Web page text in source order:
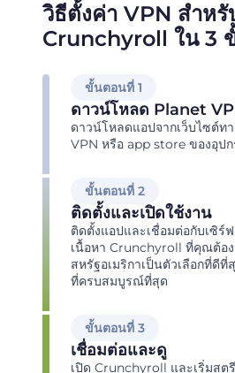
วิธีตั้งค่า VPN สำหรั
Crunchyroll ใน 3
ขั้นตอนที่ 1
ดาวน์โหลด Planet
ดาวน์โหลดแอปจากเว็บไซต์ท
VPN หรือ app store ของอุ
ขั้นตอนที่ 2
ติดตั้งและเปิดใช้งาน
ติดตั้งแอปและเชื่อมต่อกับเซิร์
เนื้อหา Crunchyroll ที่คุณต้อ
สหรัฐอเมริกาเป็นตัวเลือกที่ดี
ที่ครบสมบูรณ์ที่สุด
ขั้นตอนที่ 3
เชื่อมต่อและดู
เปิด Crunchyroll และเริ่มสต